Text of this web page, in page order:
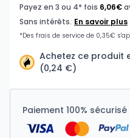
Achetez ce produit
(0,24 €)
Paiement 100% sécurisé